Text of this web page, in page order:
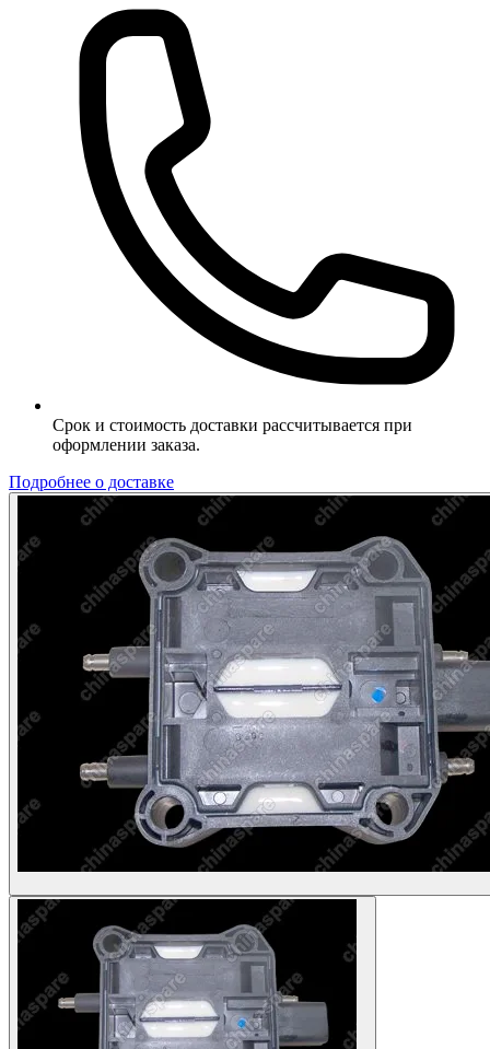
Срок и стоимость доставки рассчитывается при
оформлении заказа.
Подробнее о доставке